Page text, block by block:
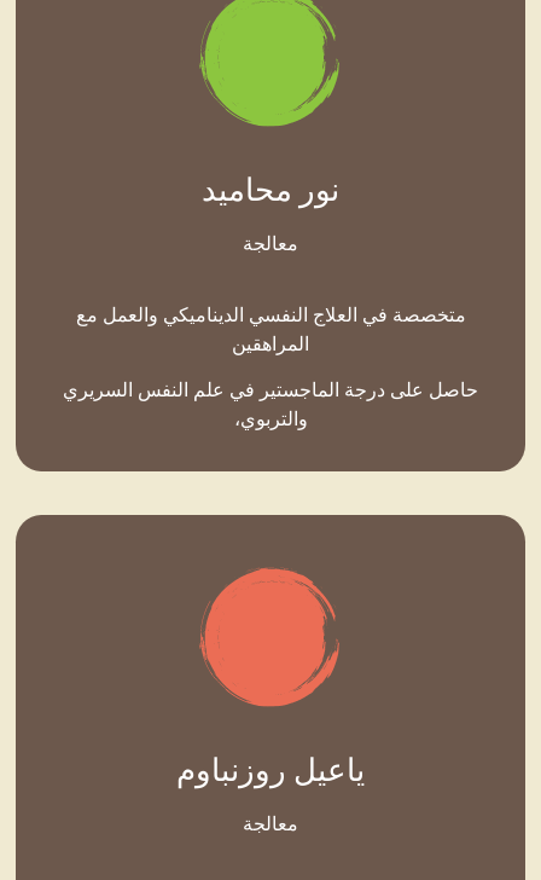
نور محاميد
معالجة
متخصصة في العلاج النفسي الديناميكي والعمل مع
المراهقين
حاصل على درجة الماجستير في علم النفس السريري
والتربوي،
ياعيل روزنباوم
معالجة